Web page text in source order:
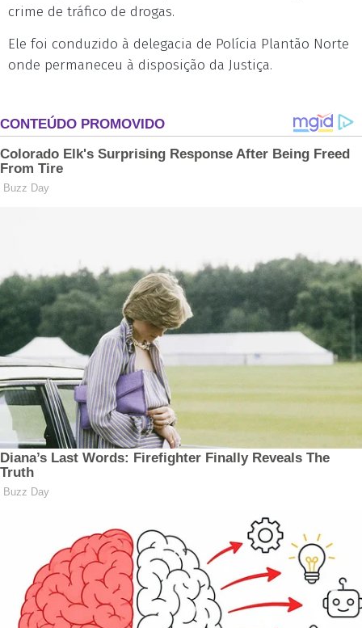
crime de tráfico de drogas.
Ele foi conduzido à delegacia de Polícia Plantão Norte
onde permaneceu à disposição da Justiça.